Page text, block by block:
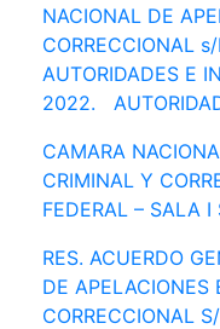
NACIONAL DE
CORRECCIONAL
AUTORIDADES E
2022.
CAMARA
CRIMINAL Y
FEDERAL – SALA I
RES. ACUERDO
DE APELACIONES
CORRECCIONAL